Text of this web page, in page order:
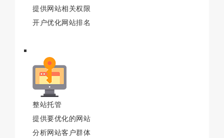
提供网站相关权限
开户优化网站排名
整站托管
提供要优化的网站
分析网站客户群体